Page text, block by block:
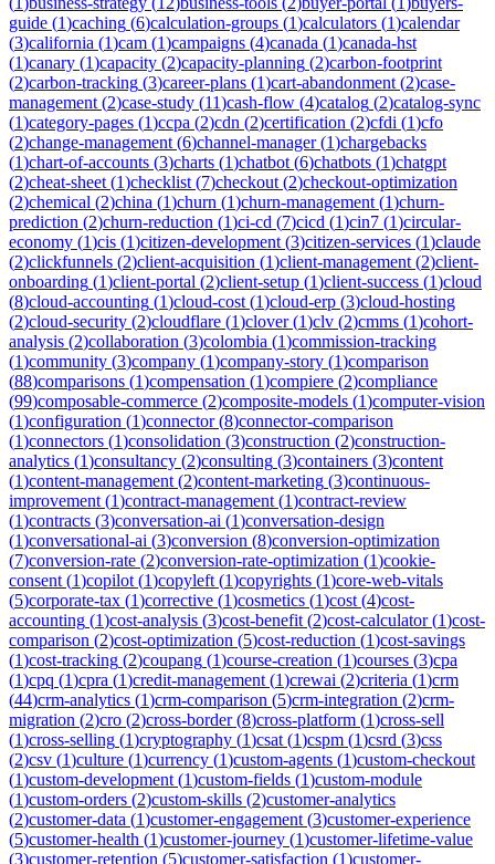
guide (1)caching (6)calculation-groups (1)calculators (1)calendar
(3)california (1)cam (1)campaigns (4)canada (1)canada-hst
(1)canary (1)capacity (2)capacity-planning (2)carbon-footprint
(2)carbon-tracking (3)career-plans (1)cart-abandonment (2)case-
management (2)case-study (11)cash-flow (4)catalog (2)catalog-sync
(1)category-pages (1)ccpa (2)cdn (2)certification (2)cfdi (1)cfo
(2)change-management (6)channel-manager(1)chargebacks
(1)chart-of-accounts (3)charts (1)chatbot (6)chatbots (1)chatgpt
(2)cheat-sheet (1)checklist (7)checkout (2)checkout-optimization
(2)chemical (2)china (1)churn (1)churn-management (1)churn-
prediction (2)churn-reduction (1)ci-cd (7)cicd (1)cin7 (1)circular-
economy (1)cis (1)citizen-development (3)citizen-services (1)claude
(2)clickfunnels (2)client-acquisition (1)client-management (2)client-
onboarding (1)client-portal (2)client-setup (1)client-success (1)cloud
(8)cloud-accounting (1)cloud-cost (1)cloud-erp (3)cloud-hosting
(2)cloud-security (2)cloudflare (1)clover(1)clv (2)cmms (1)cohort-
analysis (2)collaboration (3)colombia (1)commission-tracking
(1)community (3)company (1)company-story (1)comparison
(88)comparisons (1)compensation (1)compiere (2)compliance
(99)composable-commerce (2)composite-models (1)computer-vision
(1)configuration (1)connector(8)connector-comparison
(1)connectors (1)consolidation (3)construction (2)construction-
analytics (1)consultancy (2)consulting (3)containers (3)content
(1)content-management (2)content-marketing (3)continuous-
improvement (1)contract-management (1)contract-review
(1)contracts (3)conversation-ai (1)conversation-design
(1)conversational-ai (3)conversion (8)conversion-optimization
(7)conversion-rate (2)conversion-rate-optimization (1)cookie-
consent (1)copilot (1)copyleft (1)copyrights (1)core-web-vitals
(5)corporate-tax (1)corrective (1)cosmetics (1)cost (4)cost-
accounting (1)cost-analysis (3)cost-benefit (2)cost-calculator(1)cost-
comparison (2)cost-optimization (5)cost-reduction (1)cost-savings
(1)cost-tracking (2)coupang (1)course-creation (1)courses (3)cpa
(1)cpq (1)cpra (1)credit-management (1)crewai (2)criteria (1)crm
(44)crm-analytics (1)crm-comparison (5)crm-integration (2)crm-
migration (2)cro (2)cross-border(8)cross-platform (1)cross-sell
(1)cross-selling (1)cryptography (1)csat (1)cspm (1)csrd (3)css
(2)csv (1)culture (1)currency (1)custom-agents (1)custom-checkout
(1)custom-development (1)custom-fields (1)custom-module
(1)custom-orders (2)custom-skills (2)customer-analytics
(2)customer-data (1)customer-engagement (3)customer-experience
(5)customer-health (1)customer-journey (1)customer-lifetime-value
(3)customer-retention (5)customer-satisfaction (1)customer-